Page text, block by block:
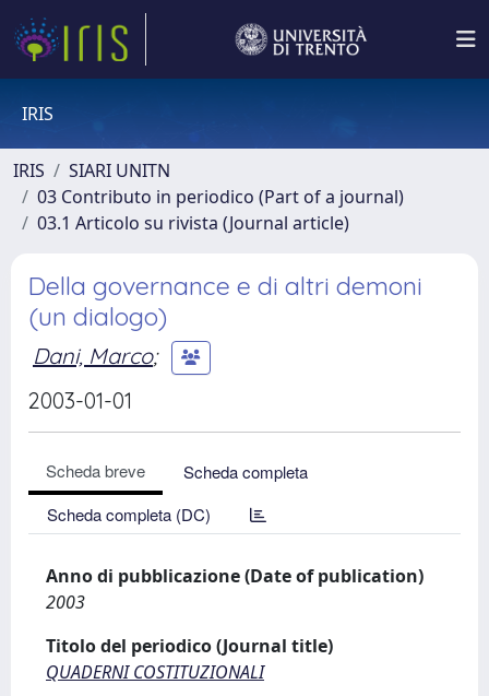
IRIS
IRIS
SIARI UNITN
03 Contributo in periodico (Part of a journal)
03.1 Articolo su rivista (Journal article)
Della governance e di altri demoni
(un dialogo)
Dani, Marco;
2003-01-01
Scheda breve
Scheda completa
Scheda completa (DC)
Anno di pubblicazione (Date of publication)
2003
Titolo del periodico (Journal title)
QUADERNI COSTITUZIONALI